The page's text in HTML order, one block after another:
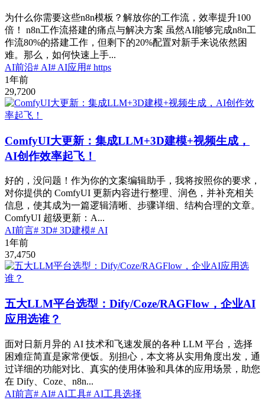
为什么你需要这些n8n模板？解放你的工作流，效率提升100
倍！ n8n工作流搭建的痛点与解决方案 虽然AI能够完成n8n工
作流80%的搭建工作，但剩下的20%配置对新手来说依然困
难。那么，如何快速上手...
AI前沿# AI# AI应用# https
1年前
29,7200
ComfyUI大更新：集成LLM+3D建模+视频生成，
AI创作效率起飞！
好的，没问题！作为你的文案编辑助手，我将按照你的要求，
对你提供的 ComfyUI 更新内容进行整理、润色，并补充相关
信息，使其成为一篇逻辑清晰、步骤详细、结构合理的文章。
ComfyUI 超级更新：A...
AI前言# 3D# 3D建模# AI
1年前
37,4750
五大LLM平台选型：Dify/Coze/RAGFlow，企业AI
应用选谁？
面对日新月异的 AI 技术和飞速发展的各种 LLM 平台，选择
困难症简直是家常便饭。别担心，本文将从实用角度出发，通
过详细的功能对比、真实的使用体验和具体的应用场景，助您
在 Dify、Coze、n8n...
AI前言# AI# AI工具# AI工具选择